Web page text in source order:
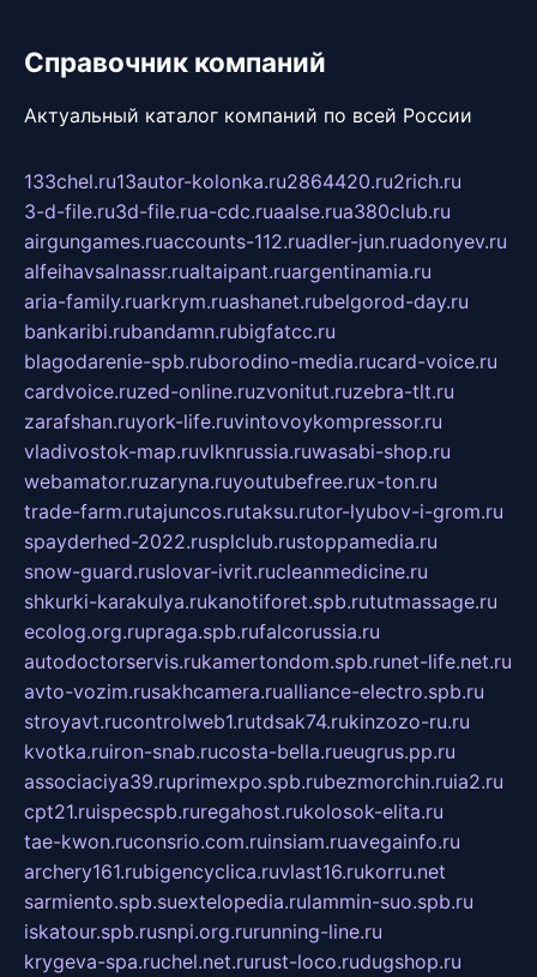
Справочник компаний
Актуальный каталог компаний по всей России
133chel.ru13autor-kolonka.ru2864420.ru2rich.ru
3-d-file.ru3d-file.rua-cdc.ruaalse.rua380club.ru
airgungames.ruaccounts-112.ruadler-jun.ruadonyev.ru
alfeihavsalnassr.rualtaipant.ruargentinamia.ru
aria-family.ruarkrym.ruashanet.rubelgorod-day.ru
bankaribi.rubandamn.rubigfatcc.ru
blagodarenie-spb.ruborodino-media.rucard-voice.ru
cardvoice.ruzed-online.ruzvonitut.ruzebra-tlt.ru
zarafshan.ruyork-life.ruvintovoykompressor.ru
vladivostok-map.ruvlknrussia.ruwasabi-shop.ru
webamator.ruzaryna.ruyoutubefree.rux-ton.ru
trade-farm.rutajuncos.rutaksu.rutor-lyubov-i-grom.ru
spayderhed-2022.rusplclub.rustoppamedia.ru
snow-guard.ruslovar-ivrit.rucleanmedicine.ru
shkurki-karakulya.rukanotiforet.spb.rututmassage.ru
ecolog.org.rupraga.spb.rufalcorussia.ru
autodoctorservis.rukamertondom.spb.runet-life.net.ru
avto-vozim.rusakhcamera.rualliance-electro.spb.ru
stroyavt.rucontrolweb1.rutdsak74.rukinzozo-ru.ru
kvotka.ruiron-snab.rucosta-bella.rueugrus.pp.ru
associaciya39.ruprimexpo.spb.rubezmorchin.ruia2.ru
cpt21.ruispecspb.ruregahost.rukolosok-elita.ru
tae-kwon.ruconsrio.com.ruinsiam.ruavegainfo.ru
archery161.rubigencyclica.ruvlast16.rukorru.net
sarmiento.spb.suextelopedia.rulammin-suo.spb.ru
iskatour.spb.rusnpi.org.rurunning-line.ru
krygeva-spa.ruchel.net.rurust-loco.rudugshop.ru